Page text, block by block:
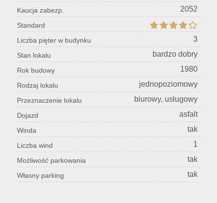
Kaucja zabezp. 2052
Standard
Liczba pięter w budynku
3
Stan lokalu bardzo dobry
Rok budowy 1980
Rodzaj lokalu jednopoziomowy
Przeznaczenie lokalu biurowy, usługowy
Dojazd asfalt
Winda tak
Liczba wind 1
Możliwość parkowania tak
Własny parking tak